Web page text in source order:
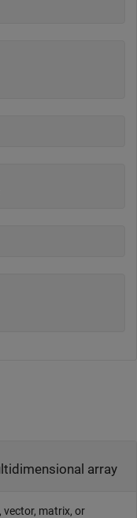
array
vector, matrix, or